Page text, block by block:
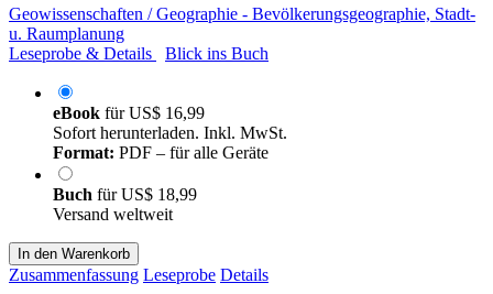
Geowissenschaften / Geographie - Bevölkerungsgeographie, Stadt-
u. Raumplanung
Leseprobe & Details
Blick ins Buch
eBook fürUS$ 16,99
Sofort herunterladen. Inkl. MwSt.
Format: PDF – für alle Geräte
Buch fürUS$ 18,99
Versand weltweit
In den Warenkorb
Zusammenfassung Leseprobe Details